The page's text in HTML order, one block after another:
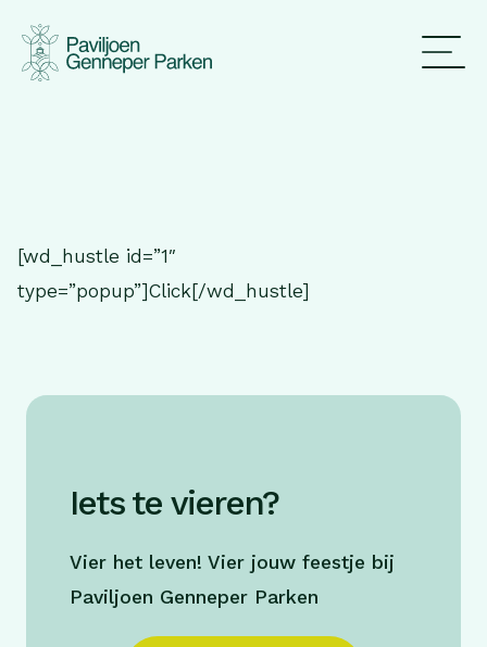
[wd_hustle id=”1″
type=”popup”]Click[/wd_hustle]
Iets te vieren?
Vier het leven! Vier jouw feestje bij
Paviljoen Genneper Parken